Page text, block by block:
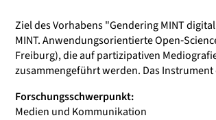
Ziel des Vorhabens "Gendering MINT
MINT. Anwendungsorientierte
Freiburg), die auf partizipativen
zusammengeführt werden. Das
Forschungsschwerpunkt:
Medien und Kommunikation